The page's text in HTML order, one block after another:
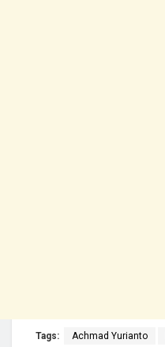
Tags: Achmad Yurianto